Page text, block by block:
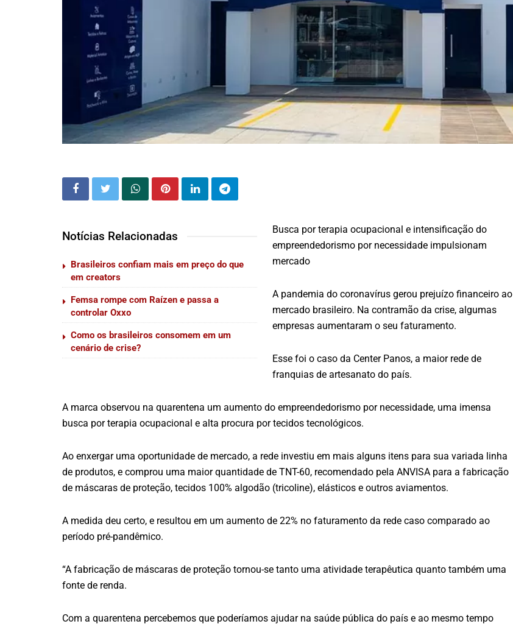
Notícias Relacionadas
Brasileiros confiam mais em preço do que
em creators
Femsa rompe com Raízen e passa a
controlar Oxxo
Como os brasileiros consomem em um
cenário de crise?
Busca por terapia ocupacional e intensificação do
empreendedorismo por necessidade impulsionam
mercado
A pandemia do coronavírus gerou prejuízo financeiro ao
mercado brasileiro. Na contramão da crise, algumas
empresas aumentaram o seu faturamento.
Esse foi o caso da Center Panos, a maior rede de
franquias de artesanato do país.
A marca observou na quarentena um aumento do empreendedorismo por necessidade, uma imensa
busca por terapia ocupacional e alta procura por tecidos tecnológicos.
Ao enxergar uma oportunidade de mercado, a rede investiu em mais alguns itens para sua variada linha
de produtos, e comprou uma maior quantidade de TNT-60, recomendado pela ANVISA para a fabricação
de máscaras de proteção, tecidos 100% algodão (tricoline), elásticos e outros aviamentos.
A medida deu certo, e resultou em um aumento de 22% no faturamento da rede caso comparado ao
período pré-pandêmico.
“A fabricação de máscaras de proteção tornou-se tanto uma atividade terapêutica quanto também uma
fonte de renda.
Com a quarentena percebemos que poderíamos ajudar na saúde pública do país e ao mesmo tempo